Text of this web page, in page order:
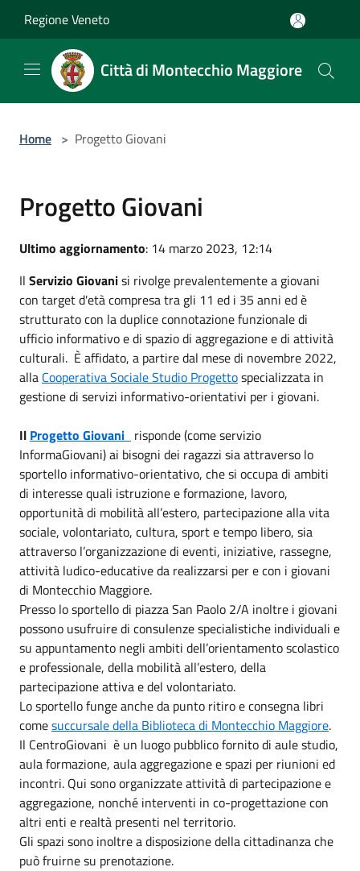
Regione Veneto
Città di Montecchio Maggiore
Home > Progetto Giovani
Progetto Giovani
Ultimo aggiornamento: 14 marzo 2023, 12:14
Il Servizio Giovanisi rivolge prevalentemente a giovani
con target d'età compresa tra gli 11 ed i 35 anni ed è
strutturato con la duplice connotazione funzionale di
ufficio informativo e di spazio di aggregazione e di attività
culturali. È affidato, a partire dal mese di novembre 2022,
alla Cooperativa Sociale Studio Progettospecializzata in
gestione di servizi informativo-orientativi per i giovani.
Il Progetto Giovani risponde (come servizio
InformaGiovani) ai bisogni dei ragazzi sia attraverso lo
sportello informativo-orientativo, che si occupa di ambiti
di interesse quali istruzione e formazione, lavoro,
opportunità di mobilità all’estero, partecipazione alla vita
sociale, volontariato, cultura, sport e tempo libero, sia
attraverso l’organizzazione di eventi, iniziative, rassegne,
attività ludico-educative da realizzarsi per e con i giovani
di Montecchio Maggiore.
Presso lo sportello di piazza San Paolo 2/A inoltre i giovani
possono usufruire di consulenze specialistiche individuali e
su appuntamento negli ambiti dell’orientamento scolastico
e professionale, della mobilità all’estero, della
partecipazione attiva e del volontariato.
Lo sportello funge anche da punto ritiro e consegna libri
comesuccursale della Biblioteca di Montecchio Maggiore.
Il CentroGiovani è un luogo pubblico fornito di aule studio,
aula formazione, aula aggregazione e spazi per riunioni ed
incontri. Qui sono organizzate attività di partecipazione e
aggregazione, nonché interventi in co-progettazione con
altri enti e realtà presenti nel territorio.
Gli spazi sono inoltre a disposizione della cittadinanza che
può fruirne su prenotazione.